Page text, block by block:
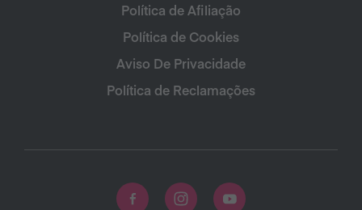
Política de Afiliação
Política de Cookies
Aviso De Privacidade
Política de Reclamações